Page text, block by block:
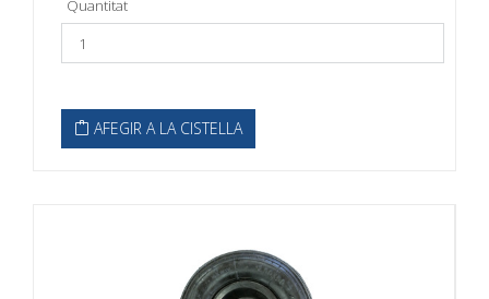
Quantitat
AFEGIR A LA CISTELLA